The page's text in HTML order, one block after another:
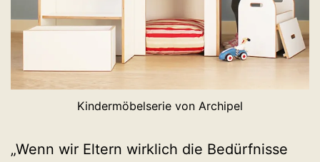
Kindermöbelserie von Archipel
„Wenn wir Eltern wirklich die Bedürfnisse